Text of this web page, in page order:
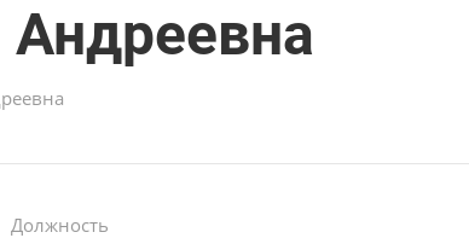
Должность